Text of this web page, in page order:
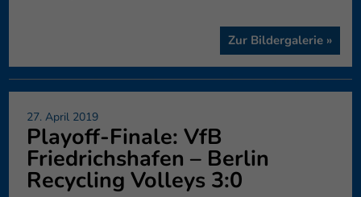
Zur Bildergalerie »
27. April 2019
Playoff-Finale: VfB
Friedrichshafen – Berlin
Recycling Volleys 3:0
weitere Informationen anzeigen lassen und so nur bestimmte
Speichern Nur essenzielle Cookies akzeptieren
Datenschutzeinstellungen
Essenziell (1)
Essenzielle Cookies ermöglichen grundlegende Funktionen und sind für
die einwandfreie Funktion der Website erforderlich.